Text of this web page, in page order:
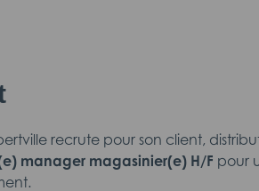
recrute pour son client,
manager magasinier(e) H/F pour